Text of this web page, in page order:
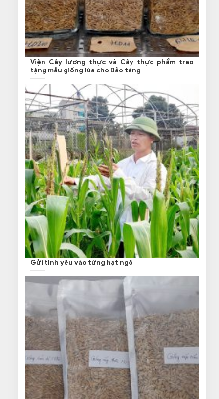
Viện Cây lương thực và Cây thực phẩm trao
tặng mẫu giống lúa cho Bảo tàng
Gửi tình yêu vào từng hạt ngô